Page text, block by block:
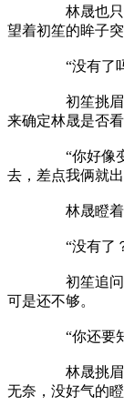
林晟也只能说
望着初笙的眸子
“没有了吗
初笙挑眉，目
来确定林晟是否看
“你好像变了
去，差点我俩就
林晟瞪着她，
“没有了
初笙追问着，
可是还不够。
“你还要知
林晟挑眉，不
无奈，没好气的瞪